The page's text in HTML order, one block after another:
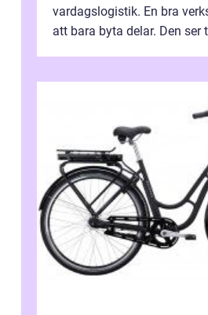
vardagslogistik. En bra
att bara byta delar. Den ser